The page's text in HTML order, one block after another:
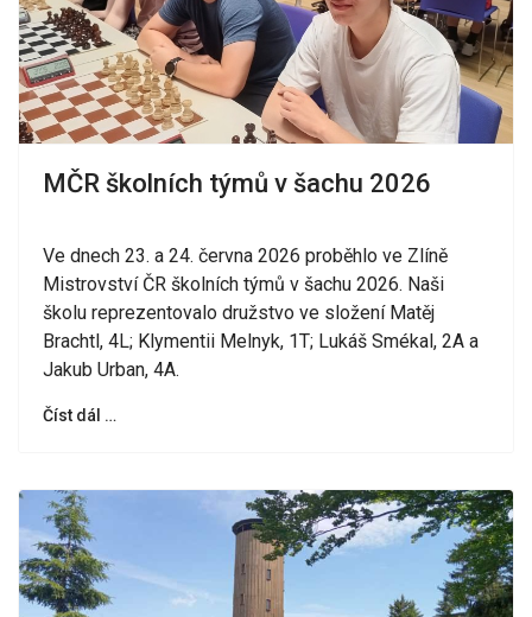
MČR školních týmů v šachu 2026
Ve dnech 23. a 24. června 2026 proběhlo ve Zlíně
Mistrovství ČR školních týmů v šachu 2026. Naši
školu reprezentovalo družstvo ve složení Matěj
Brachtl, 4L; Klymentii Melnyk, 1T; Lukáš Smékal, 2A a
Jakub Urban, 4A.
Číst dál …